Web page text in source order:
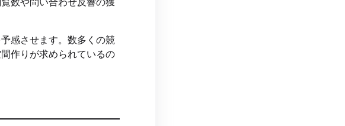
数や問い合わせ反響の獲
感させます。数多くの競
作りが求められているの